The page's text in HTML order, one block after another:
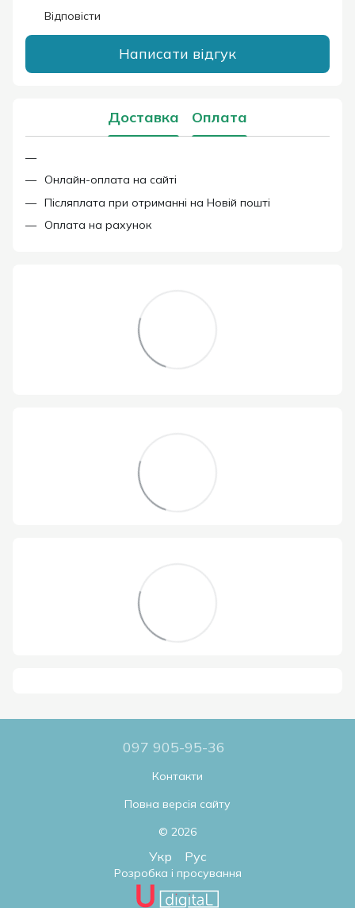
Відповісти
Написати відгук
Доставка Оплата
Онлайн-оплата на сайті
Післяплата при отриманні на Новій пошті
Оплата на рахунок
097 905-95-36
Контакти
Повна версія сайту
© 2026
Укр Рус
Розробка і просування